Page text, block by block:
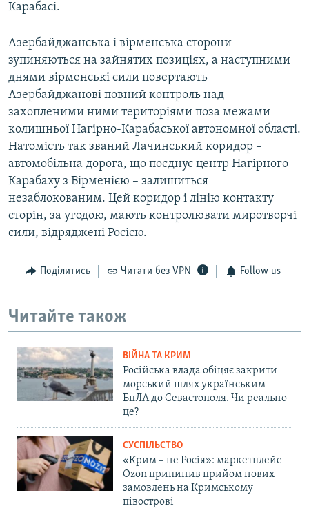
Карабасі.
Азербайджанська і вірменська сторони
зупиняються на зайнятих позиціях, а наступними
днями вірменські сили повертають
Азербайджанові повний контроль над
захопленими ними територіями поза межами
колишньої Нагірно-Карабаської автономної області.
Натомість так званий Лачинський коридор –
автомобільна дорога, що поєднує центр Нагірного
Карабаху з Вірменією – залишиться
незаблокованим. Цей коридор і лінію контакту
сторін, за угодою, мають контролювати миротворчі
сили, відряджені Росією.
Поділитись Читати без VPN Follow us
Читайте також
ВІЙНА ТА КРИМ
Російська влада обіцяє закрити
морський шлях українським
БпЛА до Севастополя. Чи реально
це?
СУСПІЛЬСТВО
«Крим – не Росія»: маркетплейс
Ozon припинив прийом нових
замовлень на Кримському
півострові